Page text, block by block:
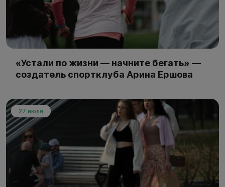
«Устали по жизни — начните бегать» —
создатель спортклуба Арина Ершова
27 июля